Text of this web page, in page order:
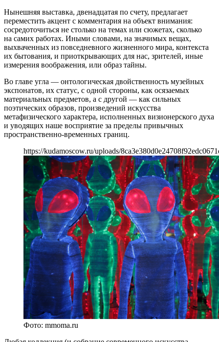
Нынешняя выставка, двенадцатая по счету, предлагает
переместить акцент с комментария на объект внимания:
сосредоточиться не столько на темах или сюжетах, сколько
на самих работах. Иными словами, на значимых вещах,
выхваченных из повседневного жизненного мира, контекста
их бытования, и приоткрывающих для нас, зрителей, иные
измерения воображения, или образ тайны.
Во главе угла — онтологическая двойственность музейных
экспонатов, их статус, с одной стороны, как осязаемых
материальных предметов, а с другой — как сильных
поэтических образов, произведений искусства
метафизического характера, исполненных визионерского духа
и уводящих наше восприятие за пределы привычных
пространственно-временных границ.
https://kudamoscow.ru/uploads/
Фото: mmoma.ru